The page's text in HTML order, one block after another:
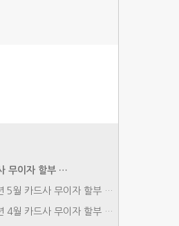
무이자 할부 …
5월 카드사 무이자 할부 …
4월 카드사 무이자 할부 …